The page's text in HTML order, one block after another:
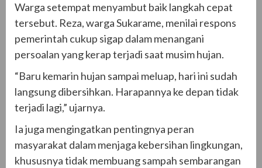
Warga setempat menyambut baik langkah cepat
tersebut. Reza, warga Sukarame, menilai respons
pemerintah cukup sigap dalam menangani
persoalan yang kerap terjadi saat musim hujan.
“Baru kemarin hujan sampai meluap, hari ini sudah
langsung dibersihkan. Harapannya ke depan tidak
terjadi lagi,” ujarnya.
Ia juga mengingatkan pentingnya peran
masyarakat dalam menjaga kebersihan lingkungan,
khususnya tidak membuang sampah sembarangan